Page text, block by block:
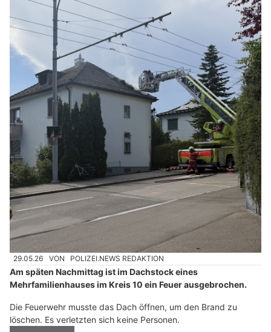
29.05.26 VON POLIZEI.NEWS REDAKTION
Am späten Nachmittag ist im Dachstock eines
Mehrfamilienhauses im Kreis 10 ein Feuer ausgebrochen.
Die Feuerwehr musste das Dach öffnen, um den Brand zu
löschen. Es verletzten sich keine Personen.